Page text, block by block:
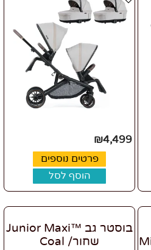
₪4,499
פרטים נוספים
הוסף לסל
בוסטר גב ™Junior Maxi
שחור/ Coal